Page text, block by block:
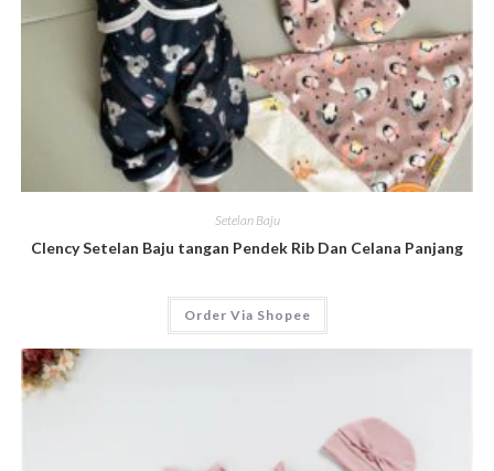
Setelan Baju
Clency Setelan Baju tangan Pendek Rib Dan Celana Panjang
Order Via Shopee